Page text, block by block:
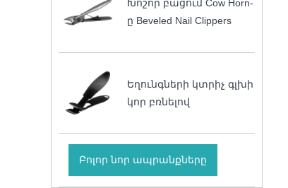
Խոշոր բացում Cow Horn-
ը Beveled Nail Clippers
Եղունգների կտրիչ գլխի
կոր բռնելով
Բոլոր նոր ապրանքները